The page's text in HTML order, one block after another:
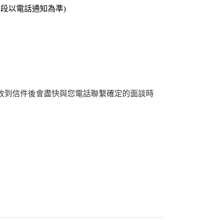
以電話通知為準)
到信件後會盡快與您電話聯繫確定的面談時